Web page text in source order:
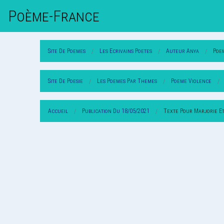
Poème-FrAnce
Site De Poemes Les Ecrivains Poetes Auteur Anya
Site De Poesie Les Poemes Par Themes Poeme Violence
Accueil Publication Du 18/05/2021 Texte Pour Marjorie